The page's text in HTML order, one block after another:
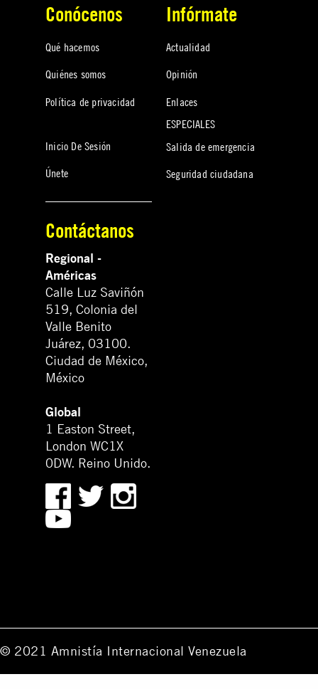
Conócenos
Qué hacemos
Quiénes somos
Política de privacidad
Inicio De Sesión
Únete
Infórmate
Actualidad
Opinión
Enlaces
ESPECIALES
Salida de emergencia
Seguridad ciudadana
Contáctanos
Regional -
Américas
Calle Luz Saviñón
519, Colonia del
Valle Benito
Juárez, 03100.
Ciudad de México,
México
Global
1 Easton Street,
London WC1X
0DW. Reino Unido.
© 2021 Amnistía Internacional Venezuela